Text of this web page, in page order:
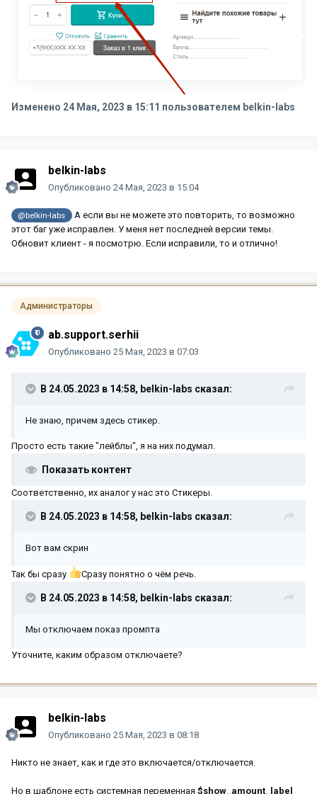
Изменено 24 Мая, 2023 в 15:11 пользователем belkin-labs
belkin-labs
Опубликовано 24 Мая, 2023 в 15:04
@belkin-labs
А если вы не можете это повторить, то возможно
этот баг уже исправлен. У меня нет последней версии темы.
Обновит клиент - я посмотрю. Если исправили, то и отлично!
Администраторы
ab.support.serhii
Опубликовано 25 Мая, 2023 в 07:03
В 24.05.2023 в 14:58, belkin-labs сказал:
Не знаю, причем здесь стикер.
Просто есть такие "лейблы", я на них подумал.
Показать контент
Соответственно, их аналог у нас это Стикеры.
В 24.05.2023 в 14:58, belkin-labs сказал:
Вот вам скрин
Так бы сразу Сразу понятно о чём речь.
В 24.05.2023 в 14:58, belkin-labs сказал:
Мы отключаем показ промпта
Уточните, каким образом отключаете?
belkin-labs
Опубликовано 25 Мая, 2023 в 08:18
Никто не знает, как и где это включается/отключается.
Но в шаблоне есть системная переменная $show_amount_label